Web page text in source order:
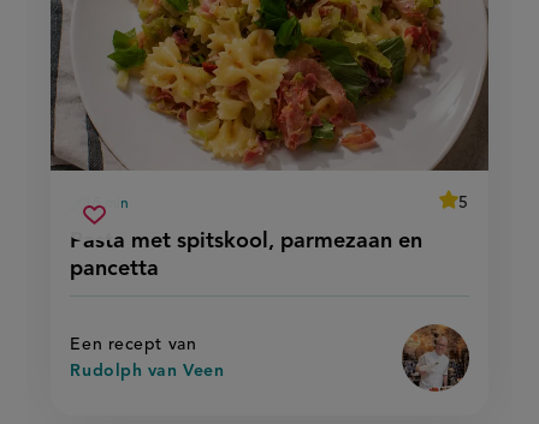
Pasta met spitskool, parmezaan en
pancetta
voorbereidingstijd
15 min
average
5
Beoordeel
Een recept van
Rudolph van Veen
Sla
pasta
met
spitskool,